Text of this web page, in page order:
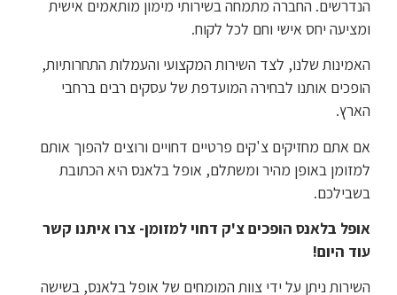
הנדרשים. החברה מתמחה בשירותי מימון מותאמים אישית
ומציעה יחס אישי וחם לכל לקוח.
האמינות שלנו, לצד השירות המקצועי והעמלות התחרותיות,
הופכים אותנו לבחירה המועדפת של עסקים רבים ברחבי
הארץ.
אם אתם מחזיקים צ'קים פרטיים דחויים ורוצים להפוך אותם
למזומן באופן מהיר ומשתלם, אופל בלאנס היא הכתובת
בשבילכם.
אופל בלאנס הופכים צ'ק דחוי למזומן- צרו איתנו קשר
עוד היום!
השירות ניתן על ידי צוות המומחים של אופל בלאנס, בשישה